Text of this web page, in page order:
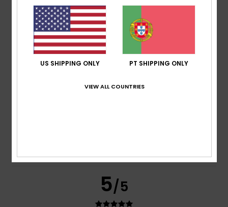
Conforto: 4/5 Relação qualidade/preço: 4/5 Tamanho
Tamanho perfeitoMaterial: 4
Eu recomendo este produto
5 /5
5/5
US SHIPPING ONLY PT SHIPPING ONLY
VIEW ALL COUNTRIES